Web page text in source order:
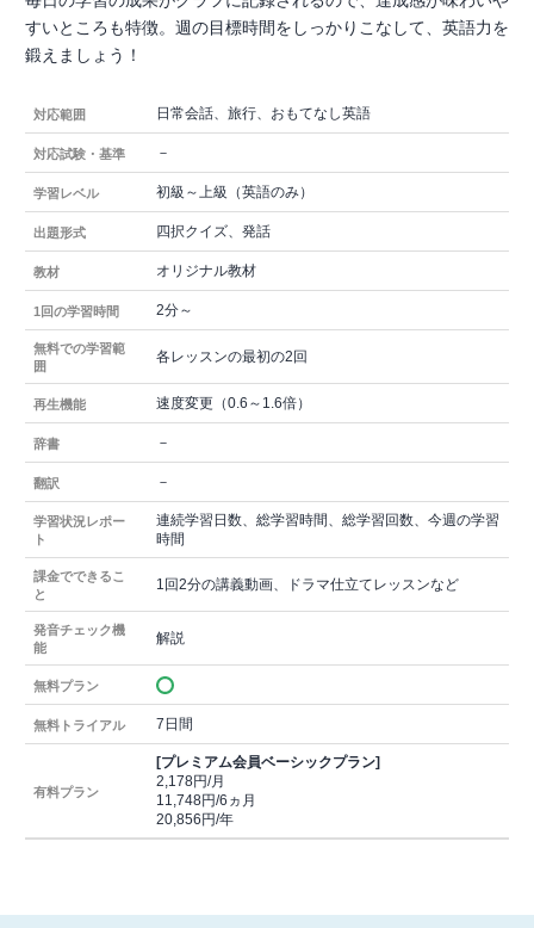
すいところも特徴。週の目標時間をしっかりこなして、英語力を
鍛えましょう！
対応範囲 日常会話、旅行、おもてなし英語
対応試験・基準 －
学習レベル 初級～上級（英語のみ）
出題形式 四択クイズ、発話
教材 オリジナル教材
1回の学習時間 2分～
無料での学習範
囲
各レッスンの最初の2回
再生機能 速度変更（0.6～1.6倍）
辞書 －
翻訳 －
学習状況レポー
ト
連続学習日数、総学習時間、総学習回数、今週の学習
時間
課金でできるこ
と
1回2分の講義動画、ドラマ仕立てレッスンなど
発音チェック機
能
解説
無料プラン
無料トライアル 7日間
有料プラン
[プレミアム会員ベーシックプラン]
2,178円/月
11,748円/6ヵ月
20,856円/年